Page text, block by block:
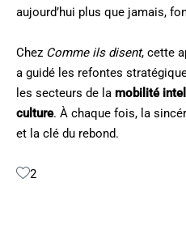
aujourd’hui plus que jamais,
Chez Comme ils disent, cette
a guidé les refontes
les secteurs de la mobilité
culture. À chaque fois, la
et la clé du rebond.
2